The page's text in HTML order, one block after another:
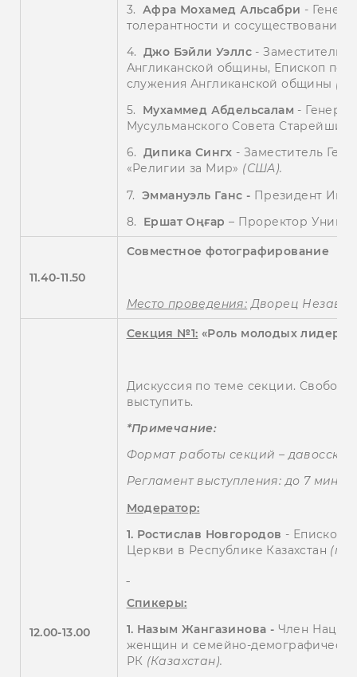
3.Афра Мохамед Альсабри -
толерантности и сосуществования
4.Джо Бэйли Уэллс-Заместитель
Англиканской общины, Епископ по
служения Англиканской общины (
5. Мухаммед Абдельсалам -
Мусульманского Совета Старейшин
6.Дипика Сингх - Заместитель
«Религии за Мир» (США).
7.Эммануэль Ганс - Президент
8. Ершат Оңғар – Проректор
11.40-11.50
Совместное фотографирование
Место проведения: Дворец
12.00-13.00
Секция №1: «Роль молодых
Дискуссия по теме секции.
выступить.
*Примечание:
Формат работы секций – давосский
Регламент выступления: до 7 мин.
Модератор:
1. Ростислав Новгородов - Епископ
Церкви в Республике Казахстан
Спикеры:
1. Назым Жангазинова - Член
женщин и семейно-
РК (Казахстан).